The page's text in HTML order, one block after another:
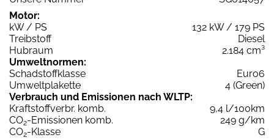
Motor:
kW / PS
132 kW / 179 PS
Treibstoff
Diesel
Hubraum
2.184 cm³
Umweltnormen:
Schadstoffklasse
Euro6
Umweltplakette
4 (Green)
Verbrauch und Emissionen nach WLTP:
Kraftstoffverbr. komb.
9,4 l/100km
CO2-Emissionen komb.
249 g/km
CO2-Klasse
G